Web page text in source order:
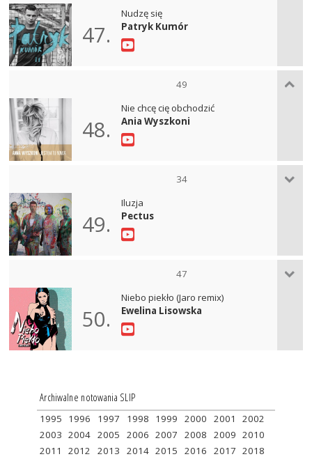
47.
Nudzę się
Patryk Kumór
49
48.
Nie chcę cię obchodzić
Ania Wyszkoni
34
49.
Iluzja
Pectus
47
50.
Niebo piekło (Jaro remix)
Ewelina Lisowska
Archiwalne notowania SLIP
1995 1996 1997 1998 1999 2000 2001
2002
2003 2004 2005 2006 2007 2008 2009 2010
2011
2012 2013 2014 2015 2016 2017 2018